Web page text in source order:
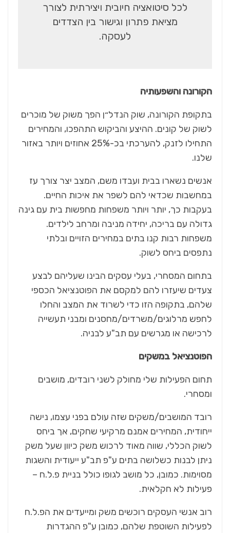
לכל סיטואציה חיובית ויצירתית לצורך
מציאת פתרון וגישור בין הצדדים
לעסקה.
הקורונה והשפעותיה
בתקופת הקורונה, שוק הנדל״ן הפך משוק של מוכרים
לשוק של קונים. ההיצע והביקוש התהפכו, והמחירים
התחילו לזנק, להערכתי בכ-25% אחוזים ויותר באזור
שלנו.
אנשים נשארו בבית ועבדו משם, המצב יצר צורך עז
במחשבות שכדאי להם לשפר את איכות החיים.
בעקבות כך, יותר ויותר משפחות מחפשות בית עם גינה
גדולה עם בריכה, יחידה מניבה ומרחב לילדים.
משפחות רבות קנו בתים במחירים הזויים ובלתי
נתפסים ביחס לשוק.
בתחום המסחרי, בעלי עסקים הבינו שעליהם לבצע
צעדים שיעזרו להם למקסם את הפוטנציאל הכספי
שלהם, בתקופה הזו כדי לשרוד את המצב והחלו
לחפש מרלוגים/משרדים/מחסנים ומבני תעשייה
לרכישה או מגרשים עם תב"ע לבניה.
הפוטנציאל במשקים
תחום הפעילות שלי מחולק לשני רובדים, מושבים
ומסחרי.
רובד המושבים/משקים שזה עולם בפני עצמו, נישה
ייחודית, המחירים אמנם מרקיעי שחקים, אך ביחס
לשוק הכללי, שווה מאוד לרכוש משק כיוון שעל משק
ניתן לבנות כשלושה בתים ע"פ תב"ע ייעודית והשגות
מסוימות. כמובן, כל מושב לגופו כולל בניית פ.ל.ח –
פעילות לא חקלאית.
רוב אנשי העסקים רוכשים משק ומייעדים את הפ.ל.ח
לפעילות השוטפת שלהם, כמובן ע"פ ההגדרות